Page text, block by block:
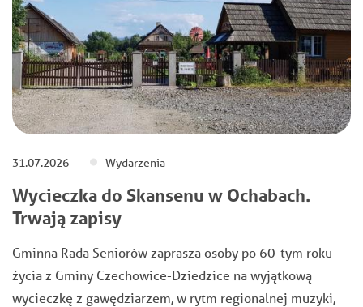
31.07.2026 Wydarzenia
Wycieczka do Skansenu w Ochabach.
Trwają zapisy
Gminna Rada Seniorów zaprasza osoby po 60-tym roku
życia z Gminy Czechowice-Dziedzice na wyjątkową
wycieczkę z gawędziarzem, w rytm regionalnej muzyki,